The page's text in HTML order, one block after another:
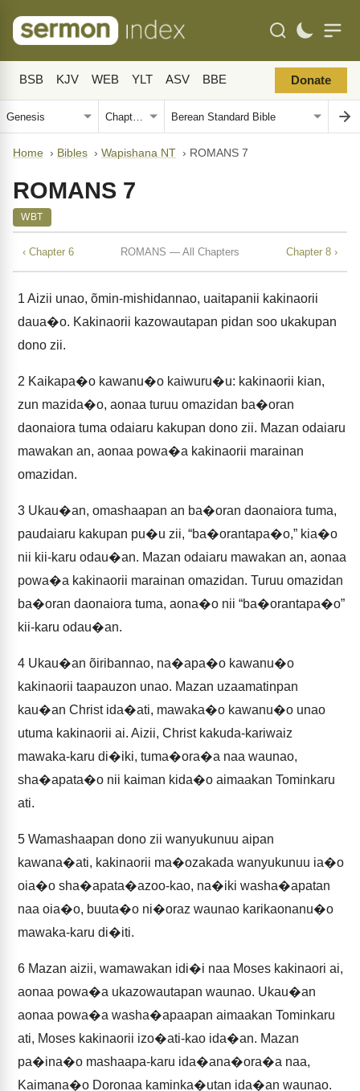
BSB KJV WEB YLT ASV BBE Donate
Home › Bibles › Wapishana NT › ROMANS 7
ROMANS 7
WBT
‹ Chapter 6 ROMANS — All Chapters Chapter 8 ›
1 Aizii unao, õmin-mishidannao, uaitapanii kakinaorii
daua�o. Kakinaorii kazowautapan pidan soo ukakupan
dono zii.
2 Kaikapa�o kawanu�o kaiwuru�u: kakinaorii kian,
zun mazida�o, aonaa turuu omazidan ba�oran
daonaiora tuma odaiaru kakupan dono zii. Mazan odaiaru
mawakan an, aonaa powa�a kakinaorii marainan
omazidan.
3 Ukau�an, omashaapan an ba�oran daonaiora tuma,
paudaiaru kakupan pu�u zii, “ba�orantapa�o,” kia�o
nii kii-karu odau�an. Mazan odaiaru mawakan an, aonaa
powa�a kakinaorii marainan omazidan. Turuu omazidan
ba�oran daonaiora tuma, aona�o nii “ba�orantapa�o”
kii-karu odau�an.
4 Ukau�an õiribannao, na�apa�o kawanu�o
kakinaorii taapauzon unao. Mazan uzaamatinpan
kau�an Christ ida�ati, mawaka�o kawanu�o unao
utuma kakinaorii ai. Aizii, Christ kakuda-kariwaiz
mawaka-karu di�iki, tuma�ora�a naa waunao,
sha�apata�o nii kaiman kida�o aimaakan Tominkaru
ati.
5 Wamashaapan dono zii wanyukunuu aipan
kawana�ati, kakinaorii ma�ozakada wanyukunuu ia�o
oia�o sha�apata�azoo-kao, na�iki washa�apatan
naa oia�o, buuta�o ni�oraz waunao karikaonanu�o
mawaka-karu di�iti.
6 Mazan aizii, wamawakan idi�i naa Moses kakinaori ai,
aonaa powa�a ukazowautapan waunao. Ukau�an
aonaa powa�a washa�apaapan aimaakan Tominkaru
ati, Moses kakinaorii izo�ati-kao ida�an. Mazan
pa�ina�o mashaapa-karu ida�ana�ora�a naa,
Kaimana�o Doronaa kaminka�utan ida�an waunao.